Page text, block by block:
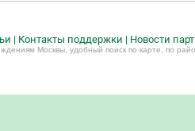
| Контакты поддержки | Новости
Москвы, удобный поиск по карте, по